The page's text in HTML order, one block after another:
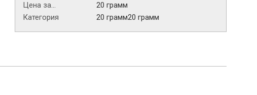
Цена за...
20 грамм
Категория
20 грамм20 грамм